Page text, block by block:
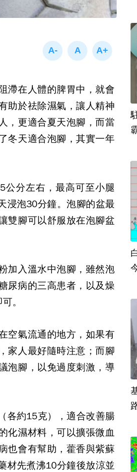
滯在人體的脾胃中，就會
助於祛除濕氣，讓人精神
，更適合夏天泡腳，而當
冬天適合泡腳，其實一年
公分左右，最高可至小腿
浸泡30分鐘。泡腳的盆最
雙腳可以舒服放在泡腳盆
加入溫水中泡腳，雖然泡
尿病的三高患者，以及燥
。
空氣流通的地方，如果有
家人最好隨時注意；而腳
泡腳，以免過度刺激，導
各約15克），適合改善腸
化濕材料，可以擴張微血
也會有幫助，藿香與紫蘇
材先煮沸10分鐘後放涼並